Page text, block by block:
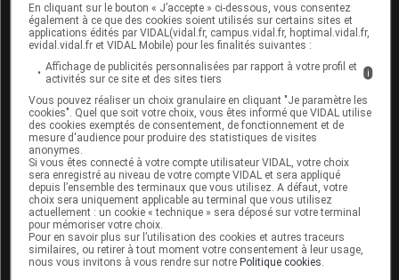
Boutique
VIDAL Expert
VIDAL Hoptimal
eVIDAL
VIDAL Mobile
VIDAL widget
VIDAL Sécurisation
VIDAL e-Services
Espace institutionnel
Qui sommes-nous ?
VIDAL France
Carrières
Charte éthique et
déontologique
En cliquant sur le bouton « J’accepte » ci-dessous, vous consentez
également à ce que des cookies soient utilisés sur certains sites et
applications édités par VIDAL(vidal.fr, campus.vidal.fr, hoptimal.vidal.fr,
evidal.vidal.fr et VIDAL Mobile) pour les finalités suivantes :
Affichage de publicités personnalisées par rapport à votre profil et
activités sur ce site et des sites tiers
i
Vous pouvez réaliser un choix granulaire en cliquant "Je paramètre les
cookies". Quel que soit votre choix, vous êtes informé que VIDAL utilise
des cookies exemptés de consentement, de fonctionnement et de
mesure d'audience pour produire des statistiques de visites
anonymes.
Si vous êtes connecté à votre compte utilisateur VIDAL, votre choix
sera enregistré au niveau de votre compte VIDAL et sera appliqué
depuis l’ensemble des terminaux que vous utilisez. A défaut, votre
choix sera uniquement applicable au terminal que vous utilisez
actuellement : un cookie « technique » sera déposé sur votre terminal
pour mémoriser votre choix.
Pour en savoir plus sur l’utilisation des cookies et autres traceurs
similaires, ou retirer à tout moment votre consentement à leur usage,
nous vous invitons à vous rendre sur notrePolitique cookies